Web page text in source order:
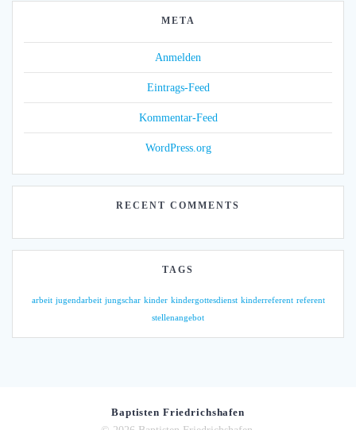
META
Anmelden
Eintrags-Feed
Kommentar-Feed
WordPress.org
RECENT COMMENTS
TAGS
arbeit jugendarbeit jungschar kinder kindergottesdienst kinderreferent referent
stellenangebot
Baptisten Friedrichshafen